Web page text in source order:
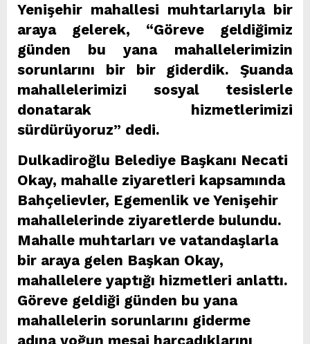
Yenişehir mahallesi muhtarlarıyla bir
araya gelerek, “Göreve geldiğimiz
günden bu yana mahallelerimizin
sorunlarını bir bir giderdik. Şuanda
mahallelerimizi sosyal tesislerle
donatarak hizmetlerimizi
sürdürüyoruz” dedi.
Dulkadiroğlu Belediye Başkanı Necati
Okay, mahalle ziyaretleri kapsamında
Bahçelievler, Egemenlik ve Yenişehir
mahallelerinde ziyaretlerde bulundu.
Mahalle muhtarları ve vatandaşlarla
bir araya gelen Başkan Okay,
mahallelere yaptığı hizmetleri anlattı.
Göreve geldiği günden bu yana
mahallelerin sorunlarını giderme
adına yoğun mesai harcadıklarını